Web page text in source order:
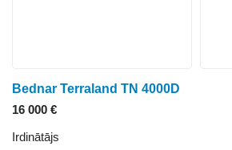
Bednar Terraland TN 4000D
16 000 €
Irdinātājs